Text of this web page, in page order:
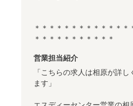
＊＊＊＊＊＊＊＊＊＊＊＊＊
＊＊＊＊＊＊＊＊＊＊＊
営業担当紹介
「こちらの求人は相原が詳
ます」